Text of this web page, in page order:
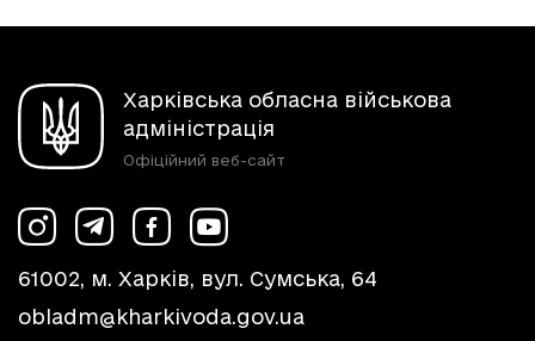
Харківська обласна військова
адміністрація
Офіційний веб-сайт
61002, м. Харків, вул. Сумська, 64
obladm@kharkivoda.gov.ua